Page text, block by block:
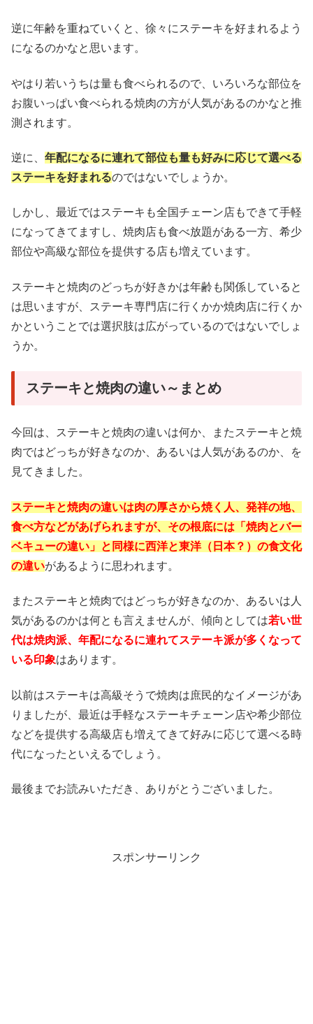
逆に年齢を重ねていくと、徐々にステーキを好まれるよう
になるのかなと思います。
やはり若いうちは量も食べられるので、いろいろな部位を
お腹いっぱい食べられる焼肉の方が人気があるのかなと推
測されます。
逆に、 年配になるに連れて部位も量も好みに応じて選べる
ステーキを好まれるのではないでしょうか。
しかし、最近ではステーキも全国チェーン店もできて手軽
になってきてますし、焼肉店も食べ放題がある一方、希少
部位や高級な部位を提供する店も増えています。
ステーキと焼肉のどっちが好きかは年齢も関係していると
は思いますが、ステーキ専門店に行くかか焼肉店に行くか
かということでは選択肢は広がっているのではないでしょ
うか。
ステーキと焼肉の違い～まとめ
今回は、ステーキと焼肉の違いは何か、またステーキと焼
肉ではどっちが好きなのか、あるいは人気があるのか、を
見てきました。
ステーキと焼肉の違いは肉の厚さから焼く人、発祥の地、
食べ方などがあげられますが、その根底には「焼肉とバー
ベキューの違い」と同様に西洋と東洋（日本？）の食文化
の違いがあるように思われます。
またステーキと焼肉ではどっちが好きなのか、あるいは人
気があるのかは何とも言えませんが、傾向としては若い世
代は焼肉派、年配になるに連れてステーキ派が多くなって
いる印象はあります。
以前はステーキは高級そうで焼肉は庶民的なイメージがあ
りましたが、最近は手軽なステーキチェーン店や希少部位
などを提供する高級店も増えてきて好みに応じて選べる時
代になったといえるでしょう。
最後までお読みいただき、ありがとうございました。
スポンサーリンク